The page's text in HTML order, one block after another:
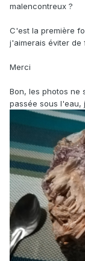
malencontreux ?
C'est la première
j'aimerais éviter de
Merci
Bon, les photos ne
passée sous l'eau,